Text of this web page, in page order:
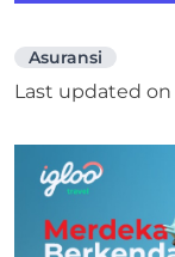
Asuransi
Last updated on